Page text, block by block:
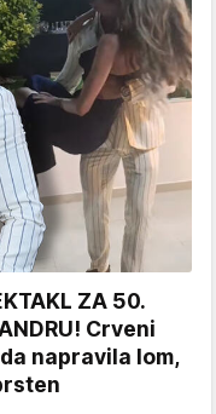
ZA 50.
Crveni
napravila lom,